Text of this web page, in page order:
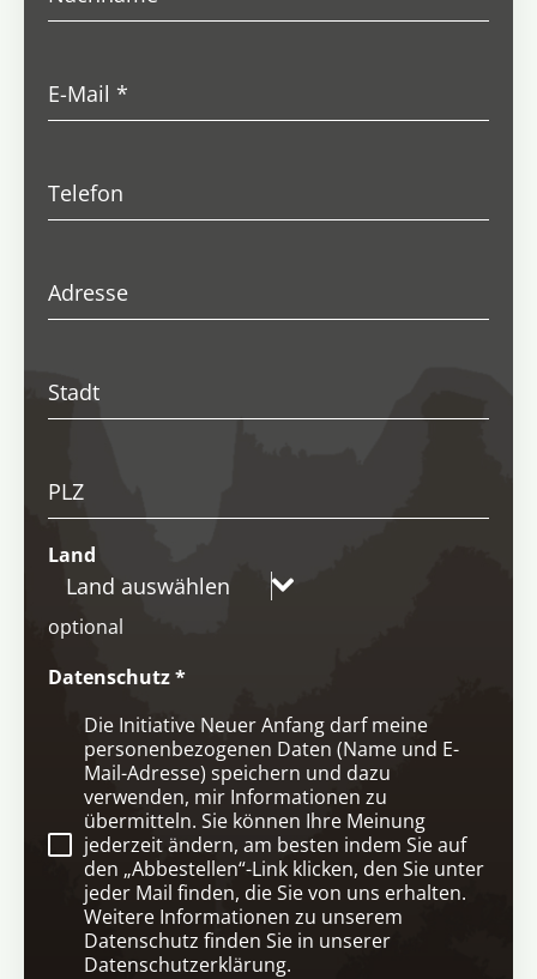
E-Mail*
Telefon
Adresse
Stadt
PLZ
Land
Land auswählen
optional
Datenschutz*
Die Initiative Neuer Anfang darf meine
personenbezogenen Daten (Name und E-
Mail-Adresse) speichern und dazu
verwenden, mir Informationen zu
übermitteln. Sie können Ihre Meinung
jederzeit ändern, am besten indem Sie auf
den „Abbestellen“-Link klicken, den Sie unter
jeder Mail finden, die Sie von uns erhalten.
Weitere Informationen zu unserem
Datenschutz finden Sie in unserer
Datenschutzerklärung.